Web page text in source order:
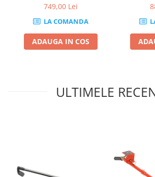
Truse si acesorii de impact
Accesorii de impact 3/4
Tubulare 1/2
749,00 Lei
LA COMANDA
ADAUGA IN COS
ULTIMELE